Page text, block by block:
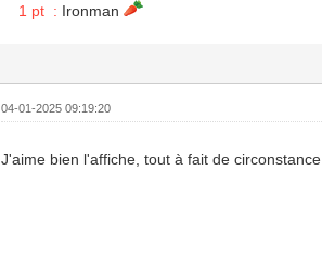
1 pt : Ironman
04-01-2025 09:19:20
J'aime bien l'affiche, tout à fait de circonstance